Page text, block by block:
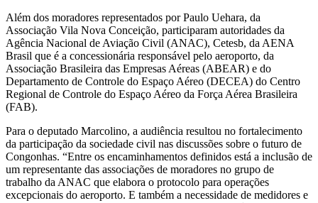
Além dos moradores representados por Paulo Uehara, da
Associação Vila Nova Conceição, participaram autoridades da
Agência Nacional de Aviação Civil (ANAC), Cetesb, da AENA
Brasil que é a concessionária responsável pelo aeroporto, da
Associação Brasileira das Empresas Aéreas (ABEAR) e do
Departamento de Controle do Espaço Aéreo (DECEA) do Centro
Regional de Controle do Espaço Aéreo da Força Aérea Brasileira
(FAB).
Para o deputado Marcolino, a audiência resultou no fortalecimento
da participação da sociedade civil nas discussões sobre o futuro de
Congonhas. “Entre os encaminhamentos definidos está a inclusão de
um representante das associações de moradores no grupo de
trabalho da ANAC que elabora o protocolo para operações
excepcionais do aeroporto. E também a necessidade de medidores e